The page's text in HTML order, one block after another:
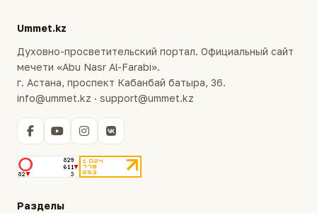
Ummet.kz
Духовно-просветительский портал. Официальный сайт
мечети «Abu Nasr Al-Farabi».
г. Астана, проспект Кабанбай батыра, 36.
info@ummet.kz · support@ummet.kz
Разделы